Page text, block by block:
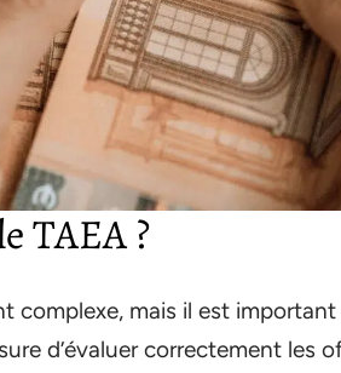
TAEA ?
complexe, mais il est
d’évaluer correctement les